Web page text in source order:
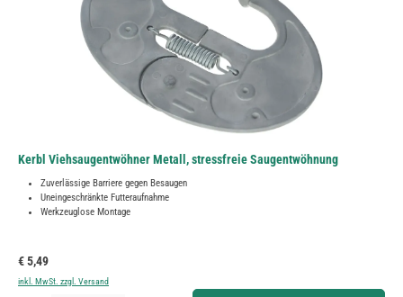
Kerbl Viehsaugentwöhner Metall, stressfreie Saugentwöhnung
Zuverlässige Barriere gegen Besaugen
Uneingeschränkte Futteraufnahme
Werkzeuglose Montage
Regulärer Preis:
€ 5,49
inkl. MwSt. zzgl. Versand